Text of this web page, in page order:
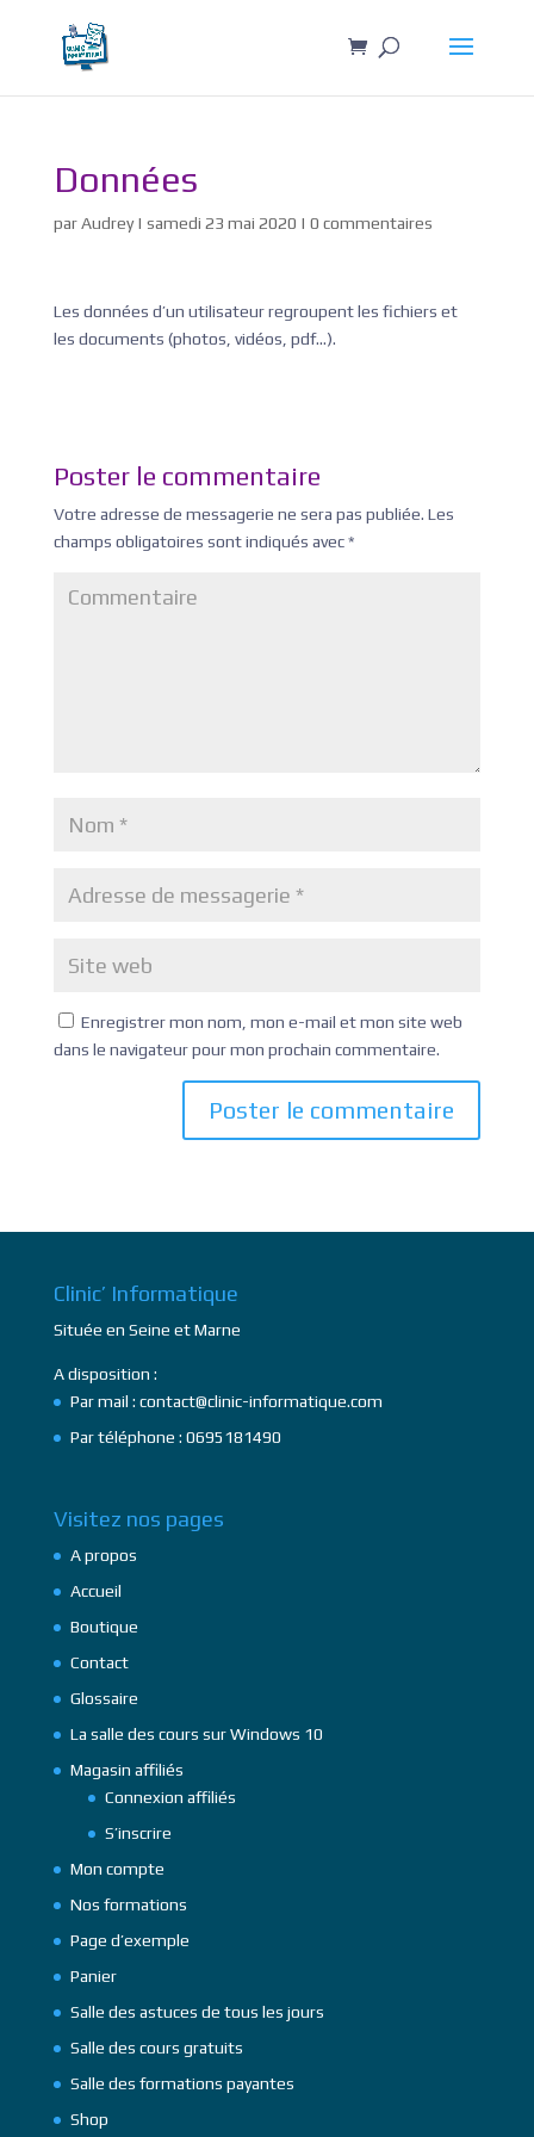
Données
parAudrey| samedi 23 mai 2020 | 0 commentaires
Les données d’un utilisateur regroupent les fichiers et
les documents (photos, vidéos, pdf…).
Poster le commentaire
Votre adresse de messagerie ne sera pas publiée. Les
champs obligatoires sont indiqués avec*
Enregistrer mon nom, mon e-mail et mon site web
dans le navigateur pour mon prochain commentaire.
Clinic’ Informatique
Située en Seine et Marne
A disposition :
Par mail : contact@clinic-informatique.com
Par téléphone : 0695181490
Visitez nos pages
A propos
Accueil
Boutique
Contact
Glossaire
La salle des cours sur Windows 10
Magasin affiliés
Connexion affiliés
S’inscrire
Mon compte
Nos formations
Page d’exemple
Panier
Salle des astuces de tous les jours
Salle des cours gratuits
Salle des formations payantes
Shop